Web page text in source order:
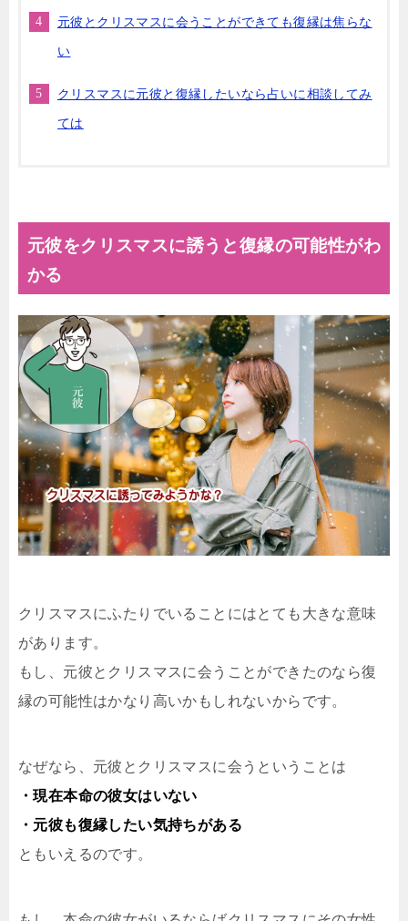
元彼とクリスマスに会うことができても復縁は焦らな
い
クリスマスに元彼と復縁したいなら占いに相談してみ
ては
元彼をクリスマスに誘うと復縁の可能性がわ
かる
クリスマスにふたりでいることにはとても大きな意味
があります。
もし、元彼とクリスマスに会うことができたのなら復
縁の可能性はかなり高いかもしれないからです。
なぜなら、元彼とクリスマスに会うということは
・現在本命の彼女はいない
・元彼も復縁したい気持ちがある
ともいえるのです。